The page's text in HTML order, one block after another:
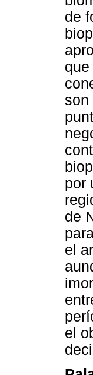
de
son
por
de
el
el